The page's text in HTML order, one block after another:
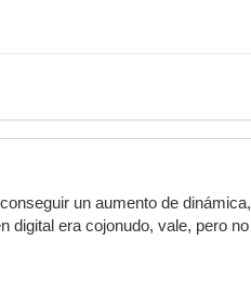
un aumento de
digital era cojonudo, vale, pero